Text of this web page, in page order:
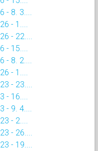
8. 3....
- 1....
- 22....
- 15....
8. 2....
- 1....
- 23....
- 16....
9. 4....
- 2....
- 26....
- 19....